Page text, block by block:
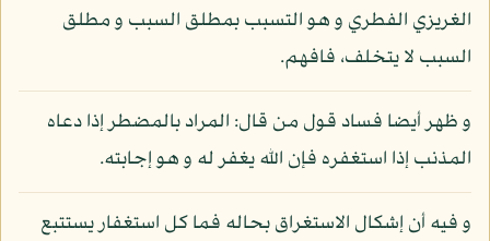
الغريزي الفطري و هو التسبب بمطلق السبب و مطلق
السبب لا يتخلف، فافهم.
و ظهر أيضا فساد قول من قال: المراد بالمضطر إذا دعاه
المذنب إذا استغفره فإن الله يغفر له و هو إجابته.
و فيه أن إشكال الاستغراق بحاله فما كل استغفار يستتبع